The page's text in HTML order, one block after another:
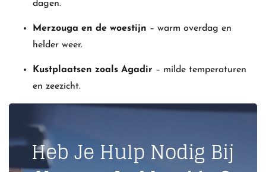
dagen.
Merzouga en de woestijn – warm overdag en
helder weer.
Kustplaatsen zoals Agadir – milde temperaturen
en zeezicht.
Heb Je Hulp Nodig Bij